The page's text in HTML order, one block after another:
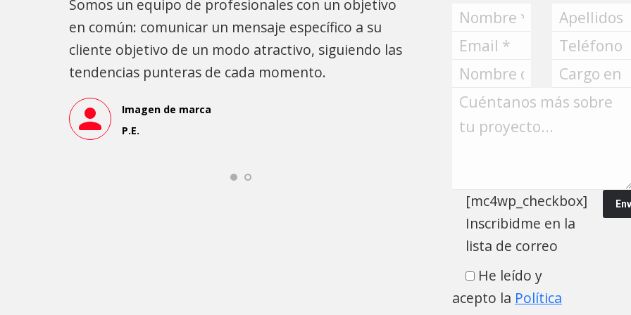
Somos un equipo de profesionales con un objetivo
en común: comunicar un mensaje específico a su
cliente objetivo de un modo atractivo, siguiendo las
tendencias punteras de cada momento.
Imagen de marca
P.E.
clientes en torno a las
estatuto jurídico de los
sociedad de la
del contrato electrónico, la
consumidor en los
[mc4wp_checkbox]
Inscribidme en la
lista de correo
He leído y
acepto la Política